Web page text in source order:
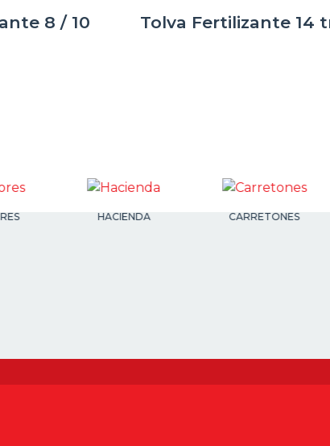
8 / 10
Tolva Fertilizante 14
HACIENDA CARRETONES